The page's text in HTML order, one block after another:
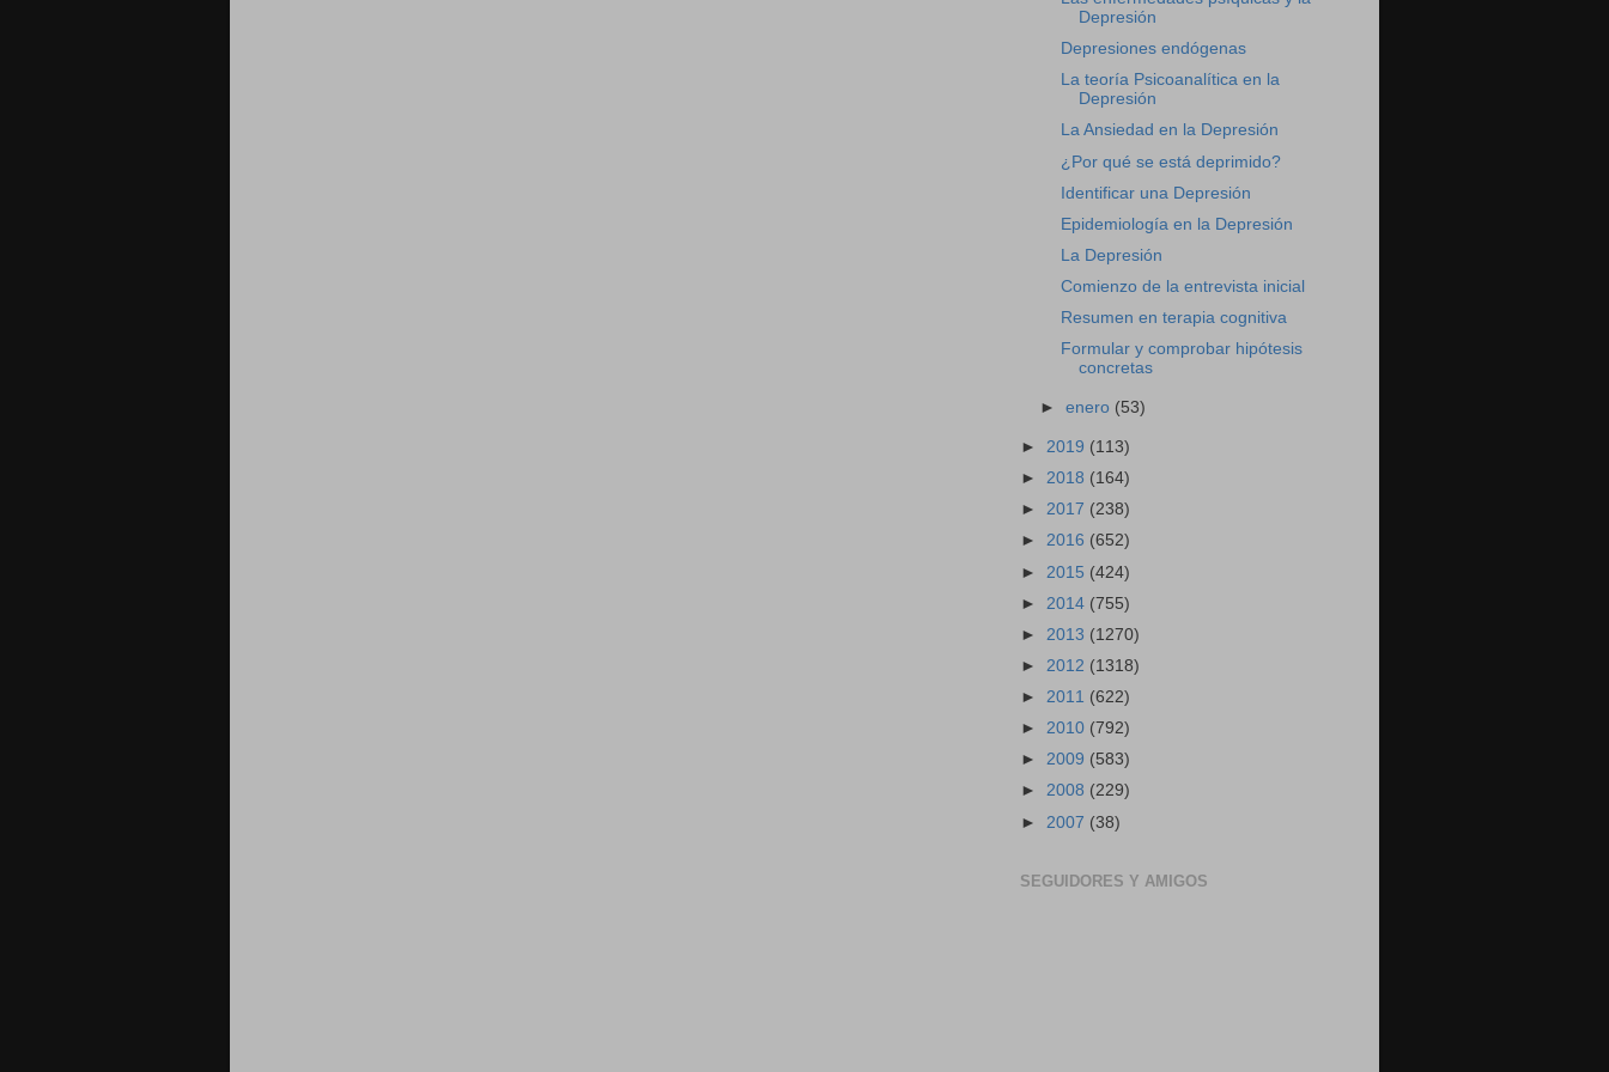
Depresión
Depresiones endógenas
La teoría Psicoanalítica en la
Depresión
La Ansiedad en la Depresión
¿Por qué se está deprimido?
Identificar una Depresión
Epidemiología en la Depresión
La Depresión
Comienzo de la entrevista inicial
Resumen en terapia cognitiva
Formular y comprobar hipótesis
concretas
►enero (53)
► 2019 (113)
► 2018 (164)
► 2017 (238)
► 2016 (652)
► 2015 (424)
► 2014 (755)
► 2013 (1270)
► 2012 (1318)
► 2011 (622)
► 2010 (792)
► 2009 (583)
► 2008 (229)
► 2007 (38)
SEGUIDORES Y AMIGOS